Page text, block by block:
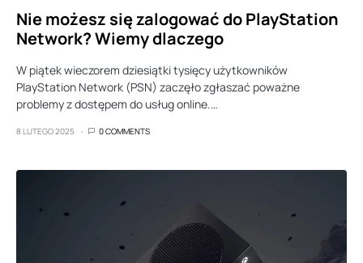
Nie możesz się zalogować do PlayStation
Network? Wiemy dlaczego
W piątek wieczorem dziesiątki tysięcy użytkowników
PlayStation Network (PSN) zaczęło zgłaszać poważne
problemy z dostępem do usług online.…
8 LUTEGO 2025 0 COMMENTS